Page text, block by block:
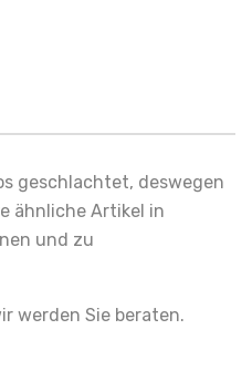
geschlachtet, deswegen
ähnliche Artikel in
und zu
werden Sie beraten.